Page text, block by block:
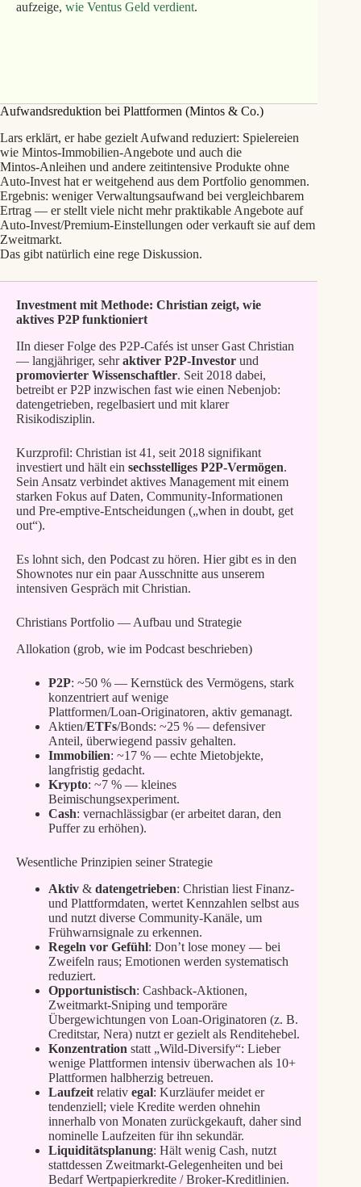
aufzeige, wie Ventus Geld verdient.
Aufwandsreduktion bei Plattformen (Mintos & Co.)
Lars erklärt, er habe gezielt Aufwand reduziert: Spielereien
wie Mintos‑Immobilien‑Angebote und auch die
Mintos‑Anleihen und andere zeitintensive Produkte ohne
Auto‑Invest hat er weitgehend aus dem Portfolio genommen.
Ergebnis: weniger Verwaltungsaufwand bei vergleichbarem
Ertrag — er stellt viele nicht mehr praktikable Angebote auf
Auto‑Invest/Premium‑Einstellungen oder verkauft sie auf dem
Zweitmarkt.
Das gibt natürlich eine rege Diskussion.
Investment mit Methode: Christian zeigt, wie
aktives P2P funktioniert
IIn dieser Folge des P2P‑Cafés ist unser Gast Christian
— langjähriger, sehraktiver P2P‑Investorund
promovierter Wissenschaftler. Seit 2018 dabei,
betreibt er P2P inzwischen fast wie einen Nebenjob:
datengetrieben, regelbasiert und mit klarer
Risikodisziplin.
Kurzprofil: Christian ist 41, seit 2018 signifikant
investiert und hält ein sechsstelliges P2P‑Vermögen.
Sein Ansatz verbindet aktives Management mit einem
starken Fokus auf Daten, Community‑Informationen
und Pre‑emptive‑Entscheidungen („when in doubt, get
out“).
Es lohnt sich, den Podcast zu hören. Hier gibt es in den
Shownotes nur ein paar Ausschnitte aus unserem
intensiven Gespräch mit Christian.
Christians Portfolio — Aufbau und Strategie
Allokation (grob, wie im Podcast beschrieben)
P2P: ~50 % — Kernstück des Vermögens, stark
konzentriert auf wenige
Plattformen/Loan‑Originatoren, aktiv gemanagt.
Aktien/ETFs/Bonds: ~25 % — defensiver
Anteil, überwiegend passiv gehalten.
Immobilien: ~17 % — echte Mietobjekte,
langfristig gedacht.
Krypto: ~7 % — kleines
Beimischungsexperiment.
Cash: vernachlässigbar (er arbeitet daran, den
Puffer zu erhöhen).
Wesentliche Prinzipien seiner Strategie
Aktiv& datengetrieben: Christian liest Finanz‑
und Plattformdaten, wertet Kennzahlen selbst aus
und nutzt diverse Community‑Kanäle, um
Frühwarnsignale zu erkennen.
Regeln vor Gefühl: Don’t lose money — bei
Zweifeln raus; Emotionen werden systematisch
reduziert.
Opportunistisch: Cashback‑Aktionen,
Zweitmarkt‑Sniping und temporäre
Übergewichtungen von Loan‑Originatoren (z. B.
Creditstar, Nera) nutzt er gezielt als Renditehebel.
Konzentration statt „Wild‑Diversify“: Lieber
wenige Plattformen intensiv überwachen als 10+
Plattformen halbherzig betreuen.
Laufzeitrelativ egal: Kurzläufer meidet er
tendenziell; viele Kredite werden ohnehin
innerhalb von Monaten zurückgekauft, daher sind
nominelle Laufzeiten für ihn sekundär.
Liquiditätsplanung: Hält wenig Cash, nutzt
stattdessen Zweitmarkt‑Gelegenheiten und bei
Bedarf Wertpapierkredite / Broker‑Kreditlinien.